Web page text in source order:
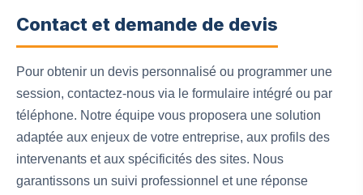
Contact et demande de devis
Pour obtenir un devis personnalisé ou programmer une
session, contactez-nous via le formulaire intégré ou par
téléphone. Notre équipe vous proposera une solution
adaptée aux enjeux de votre entreprise, aux profils des
intervenants et aux spécificités des sites. Nous
garantissons un suivi professionnel et une réponse